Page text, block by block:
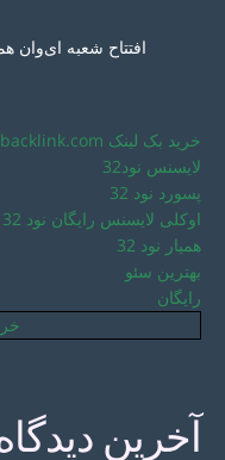
افتتاح شعبه ای‌وان
خرید بک لینک behtarinbacklink.com
لایسنس نود32
پسورد نود 32
اوکلی لایسنس رایگان نود 32
همیار نود 32
بهترین سئو
رایگان
آخرین